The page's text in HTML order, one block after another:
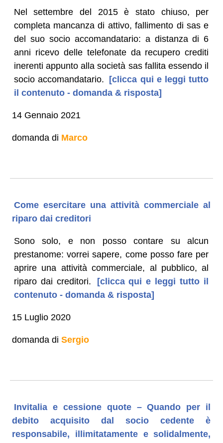
Nel settembre del 2015 è stato chiuso, per
completa mancanza di attivo, fallimento di sas e
del suo socio accomandatario: a distanza di 6
anni ricevo delle telefonate da recupero crediti
inerenti appunto alla società sas fallita essendo il
socio accomandatario. [clicca qui e leggi tutto
il contenuto - domanda & risposta]
14 Gennaio 2021
domanda di Marco
Come esercitare una attività commerciale al
riparo dai creditori
Sono solo, e non posso contare su alcun
prestanome: vorrei sapere, come posso fare per
aprire una attività commerciale, al pubblico, al
riparo dai creditori.
[clicca qui e leggi tutto il
contenuto - domanda & risposta]
15 Luglio 2020
domanda di Sergio
Invitalia e cessione quote – Quando per il
debito acquisito dal socio cedente è
responsabile, illimitatamente e solidalmente,